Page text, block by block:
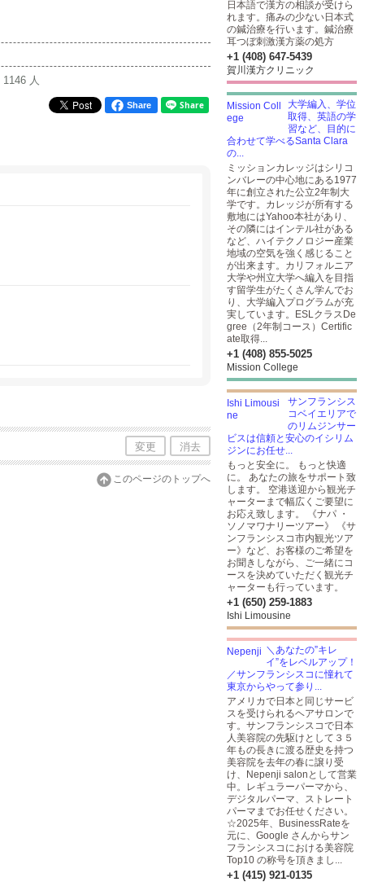
1146 人
Share
変更 消去
このページのトップへ
日本語で漢方の相談が受けら
れます。痛みの少ない日本式
の鍼治療を行います。鍼治療
耳つぼ刺激漢方薬の処方
+1 (408) 647-5439
賀川漢方クリニック
大学編入、学位
取得、英語の学
習など、目的に
合わせて学べるSanta Clara
の...
ミッションカレッジはシリコ
ンバレーの中心地にある1977
年に創立された公立2年制大
学です。カレッジが所有する
敷地にはYahoo本社があり、
その隣にはインテル社がある
など、ハイテクノロジー産業
地域の空気を強く感じること
が出来ます。カリフォルニア
大学や州立大学へ編入を目指
す留学生がたくさん学んでお
り、大学編入プログラムが充
実しています。ESLクラスDe
gree（2年制コース）Certific
ate取得...
+1 (408) 855-5025
Mission College
サンフランシス
コベイエリアで
のリムジンサー
ビスは信頼と安心のイシリム
ジンにお任せ...
もっと安全に。 もっと快適
に。 あなたの旅をサポート致
します。 空港送迎から観光チ
ャーターまで幅広くご要望に
お応え致します。 《ナパ ・
ソノマワナリーツアー》 《サ
ンフランシスコ市内観光ツア
ー》など、お客様のご希望を
お聞きしながら、ご一緒にコ
ースを決めていただく観光チ
ャーターも行っています。
+1 (650) 259-1883
Ishi Limousine
＼あなたの”キレ
イ”をレベルアップ！
／サンフランシスコに憧れて
東京からやって参り...
アメリカで日本と同じサービ
スを受けられるヘアサロンで
す。サンフランシスコで日本
人美容院の先駆けとして３５
年もの長きに渡る歴史を持つ
美容院を去年の春に譲り受
け、Nepenji salonとして営業
中。レギュラーパーマから、
デジタルパーマ、ストレート
パーマまでお任せください。
☆2025年、BusinessRateを
元に、Google さんからサン
フランシスコにおける美容院
Top10 の称号を頂きまし...
+1 (415) 921-0135